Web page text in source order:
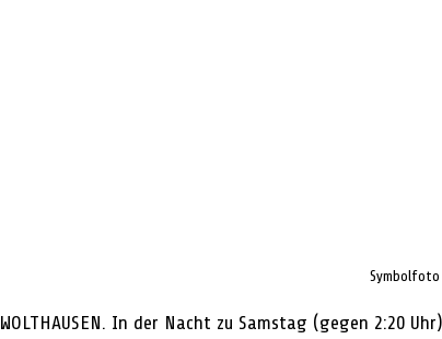
Symbolfoto
WOLTHAUSEN. In der Nacht zu Samstag (gegen 2:20